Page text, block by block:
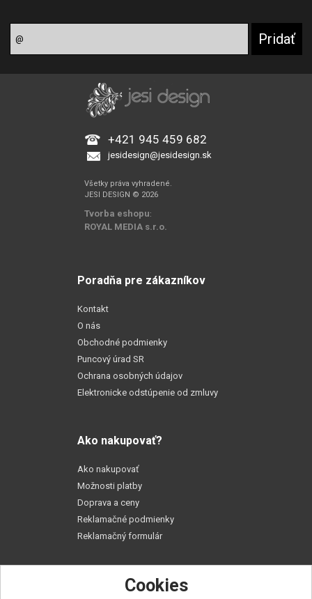
Cookies
+421 945 459 682
jesidesign@jesidesign.sk
Všetky práva vyhradené.
JESI DESIGN © 2026
Tvorba eshopu:
ROYAL MEDIA s.r.o.
Poradňa pre zákazníkov
Kontakt
O nás
Obchodné podmienky
Puncový úrad SR
Ochrana osobných údajov
Elektronicke odstúpenie od zmluvy
Ako nakupovať?
Ako nakupovať
Možnosti platby
Doprava a ceny
Reklamačné podmienky
Reklamačný formulár
Praktické rady